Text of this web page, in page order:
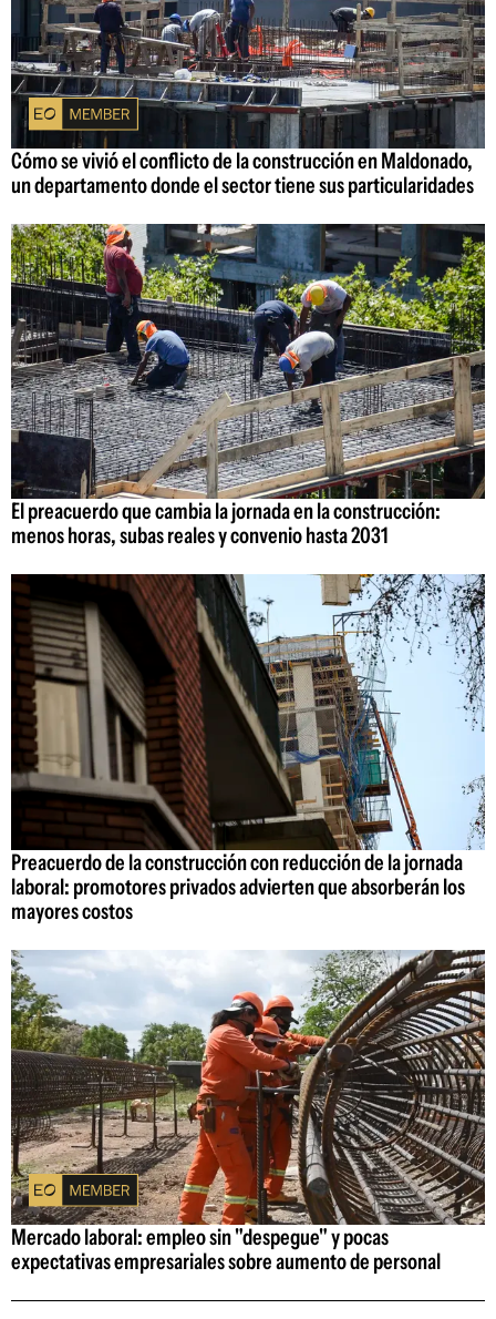
Cómo se vivió el conflicto de la construcción en Maldonado,
un departamento donde el sector tiene sus particularidades
El preacuerdo que cambia la jornada en la construcción:
menos horas, subas reales y convenio hasta 2031
Preacuerdo de la construcción con reducción de la jornada
laboral: promotores privados advierten que absorberán los
mayores costos
Mercado laboral: empleo sin "despegue" y pocas
expectativas empresariales sobre aumento de personal